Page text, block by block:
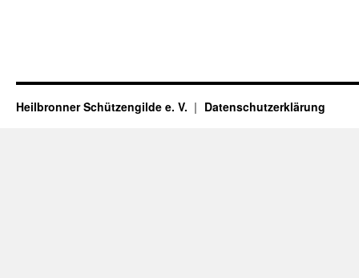
Heilbronner Schützengilde e. V. Datenschutzerklärung